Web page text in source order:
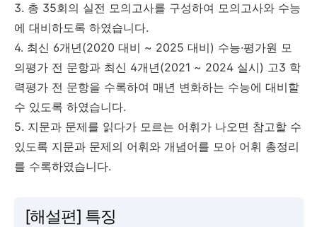
3. 총 35회의 실전 모의고사를 구성하여 모의고사와 수능
에 대비하도록 하였습니다.
4. 최신 6개년(2020 대비 ~ 2025 대비) 수능·평가원 모
의평가 전 문항과 최신 4개년(2021 ~ 2024 실시) 고3 학
력평가 전 문항을 수록하여 매년 변화하는 수능에 대비할
수 있도록 하였습니다.
5. 지문과 문제를 읽다가 모르는 어휘가 나오면 참고할 수
있도록 지문과 문제의 어휘와 개념어를 모아 어휘 총정리
를 수록하였습니다.
[해설편] 특징